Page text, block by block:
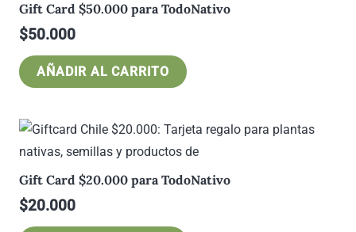
Gift Card $50.000 para TodoNativo
$50.000
AÑADIR AL CARRITO
Gift Card $20.000 para TodoNativo
$20.000